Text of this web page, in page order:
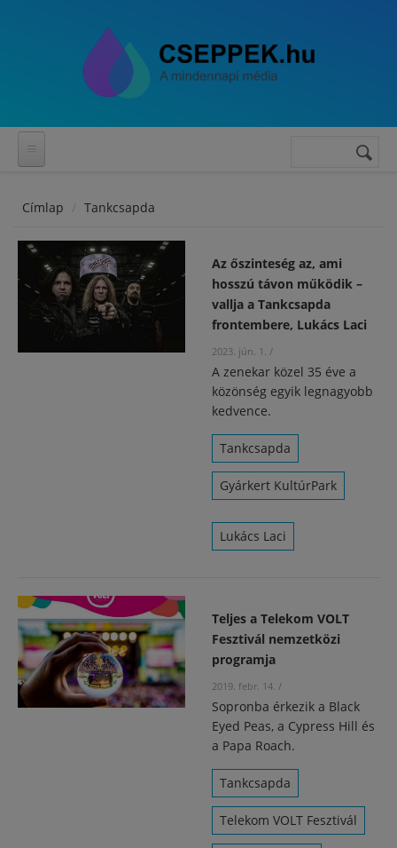
Keresés
Címlap Tankcsapda
Az őszinteség az, ami
hosszú távon működik –
vallja a Tankcsapda
frontembere, Lukács Laci
2023. jún. 1. /
A zenekar közel 35 éve a
közönség egyik legnagyobb
kedvence.
Tankcsapda
Gyárkert KultúrPark
Lukács Laci
Teljes a Telekom VOLT
Fesztivál nemzetközi
programja
2019. febr. 14. /
Sopronba érkezik a Black
Eyed Peas, a Cypress Hill és
a Papa Roach.
Tankcsapda
Telekom VOLT Fesztivál